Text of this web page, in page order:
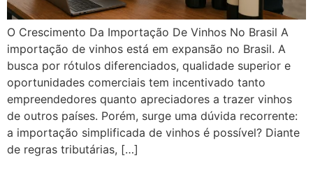
O Crescimento Da Importação De Vinhos No Brasil A
importação de vinhos está em expansão no Brasil. A
busca por rótulos diferenciados, qualidade superior e
oportunidades comerciais tem incentivado tanto
empreendedores quanto apreciadores a trazer vinhos
de outros países. Porém, surge uma dúvida recorrente:
a importação simplificada de vinhos é possível? Diante
de regras tributárias, […]